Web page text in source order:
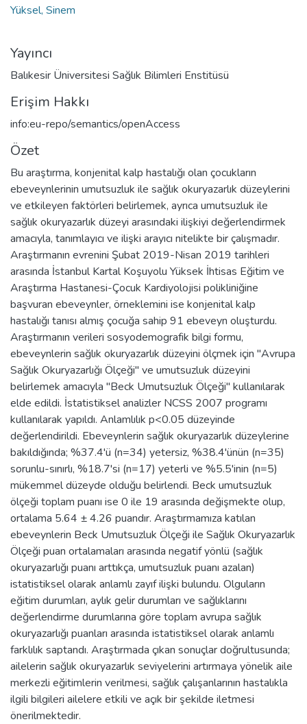
Yüksel, Sinem
Yayıncı
Balıkesir Üniversitesi Sağlık Bilimleri Enstitüsü
Erişim Hakkı
info:eu-repo/semantics/openAccess
Özet
Bu araştırma, konjenital kalp hastalığı olan çocukların
ebeveynlerinin umutsuzluk ile sağlık okuryazarlık düzeylerini
ve etkileyen faktörleri belirlemek, ayrıca umutsuzluk ile
sağlık okuryazarlık düzeyi arasındaki ilişkiyi değerlendirmek
amacıyla, tanımlayıcı ve ilişki arayıcı nitelikte bir çalışmadır.
Araştırmanın evrenini Şubat 2019-Nisan 2019 tarihleri
arasında İstanbul Kartal Koşuyolu Yüksek İhtisas Eğitim ve
Araştırma Hastanesi-Çocuk Kardiyolojisi polikliniğine
başvuran ebeveynler, örneklemini ise konjenital kalp
hastalığı tanısı almış çocuğa sahip 91 ebeveyn oluşturdu.
Araştırmanın verileri sosyodemografik bilgi formu,
ebeveynlerin sağlık okuryazarlık düzeyini ölçmek için ''Avrupa
Sağlık Okuryazarlığı Ölçeği'' ve umutsuzluk düzeyini
belirlemek amacıyla ''Beck Umutsuzluk Ölçeği'' kullanılarak
elde edildi. İstatistiksel analizler NCSS 2007 programı
kullanılarak yapıldı. Anlamlılık p<0.05 düzeyinde
değerlendirildi. Ebeveynlerin sağlık okuryazarlık düzeylerine
bakıldığında; %37.4'ü (n=34) yetersiz, %38.4'ünün (n=35)
sorunlu-sınırlı, %18.7'si (n=17) yeterli ve %5.5'inin (n=5)
mükemmel düzeyde olduğu belirlendi. Beck umutsuzluk
ölçeği toplam puanı ise 0 ile 19 arasında değişmekte olup,
ortalama 5.64 ± 4.26 puandır. Araştırmamıza katılan
ebeveynlerin Beck Umutsuzluk Ölçeği ile Sağlık Okuryazarlık
Ölçeği puan ortalamaları arasında negatif yönlü (sağlık
okuryazarlığı puanı arttıkça, umutsuzluk puanı azalan)
istatistiksel olarak anlamlı zayıf ilişki bulundu. Olguların
eğitim durumları, aylık gelir durumları ve sağlıklarını
değerlendirme durumlarına göre toplam avrupa sağlık
okuryazarlığı puanları arasında istatistiksel olarak anlamlı
farklılık saptandı. Araştırmada çıkan sonuçlar doğrultusunda;
ailelerin sağlık okuryazarlık seviyelerini artırmaya yönelik aile
merkezli eğitimlerin verilmesi, sağlık çalışanlarının hastalıkla
ilgili bilgileri ailelere etkili ve açık bir şekilde iletmesi
önerilmektedir.